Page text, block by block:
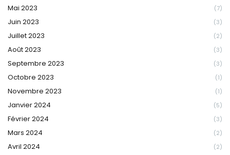
Mai 2023 (7)
Juin 2023 (3)
Juillet 2023 (2)
Août 2023 (3)
Septembre 2023 (3)
Octobre 2023 (1)
Novembre 2023 (1)
Janvier 2024 (5)
Février 2024 (3)
Mars 2024 (2)
Avril 2024 (2)